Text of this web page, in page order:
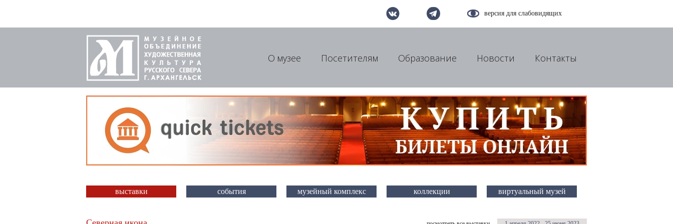
версия для слабовидящих
О музее Посетителям Образование Новости Контакты
выставки события музейный комплекс коллекции виртуальный музей